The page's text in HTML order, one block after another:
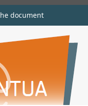
document
document